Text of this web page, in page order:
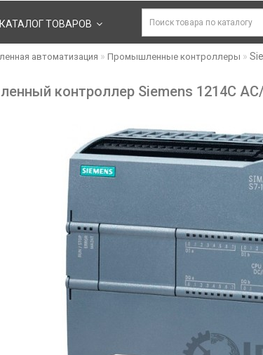
ТОВАРОВ
автоматизация Промышленные контроллеры
контроллер Siemens 1214C AC/